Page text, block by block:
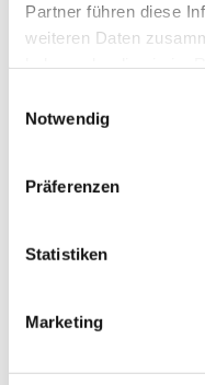
Partner führen diese
weiteren Daten
Notwendig
Präferenzen
Statistiken
Marketing
Katholische
Tempelhof-Buckow
Glaube